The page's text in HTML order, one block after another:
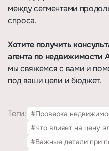
между сегментами
спроса.
Хотите получить
агента по недвижимости
мы свяжемся с вами и
под ваши цели и бюджет.
Теги: #Проверка
#Что влияет на цену
#Важные детали при